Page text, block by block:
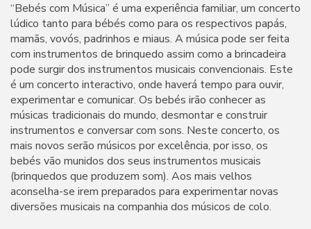
“Bebés com Música” é uma experiência familiar, um concerto
lúdico tanto para bébés como para os respectivos papás,
mamãs, vovós, padrinhos e miaus. A música pode ser feita
com instrumentos de brinquedo assim como a brincadeira
pode surgir dos instrumentos musicais convencionais. Este
é um concerto interactivo, onde haverá tempo para ouvir,
experimentar e comunicar. Os bebés irão conhecer as
músicas tradicionais do mundo, desmontar e construir
instrumentos e conversar com sons. Neste concerto, os
mais novos serão músicos por excelência, por isso, os
bebés vão munidos dos seus instrumentos musicais
(brinquedos que produzem som). Aos mais velhos
aconselha-se irem preparados para experimentar novas
diversões musicais na companhia dos músicos de colo.